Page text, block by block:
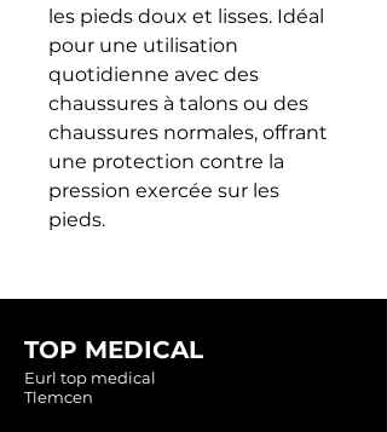
les pieds doux et lisses. Idéal
pour une utilisation
quotidienne avec des
chaussures à talons ou des
chaussures normales, offrant
une protection contre la
pression exercée sur les
pieds.
TOP MEDICAL
Eurl top medical
Tlemcen